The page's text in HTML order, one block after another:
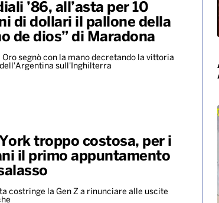
’86, all’asta per 10
di dollari il pallone della
de dios” di Maradona
Oro segnò con la mano decretando la vittoria
sull'Inghilterra
troppo costosa, per i
il primo appuntamento
costringe la Gen Z a rinunciare alle uscite